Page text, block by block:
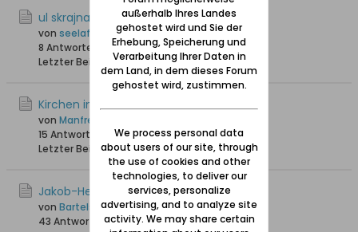
ul skrajna
von seelaff
8 Antworten
5.627 Hits0 Likes
Letzter Beitrag
02.09.2025, 15:09
Kirchen in Schidlitz
von Manfrederik
15 Antworten
11.225 Hits0 Likes
Letzter Beitrag25.01.2025, 13:11
Jakob-Hegge-Kapelle Schidlitz
von Bartels
43 Antworten58.118 Hits0 Likes
außerhalb Ihres Landes
gehostet wird und Sie der
Erhebung, Speicherung und
Verarbeitung Ihrer Daten in
dem Land, in dem dieses Forum
gehostet wird, zustimmen.
We process personal data
about users of our site, through
the use of cookies and other
technologies, to deliver our
services, personalize
advertising, and to analyze site
activity. We may share certain